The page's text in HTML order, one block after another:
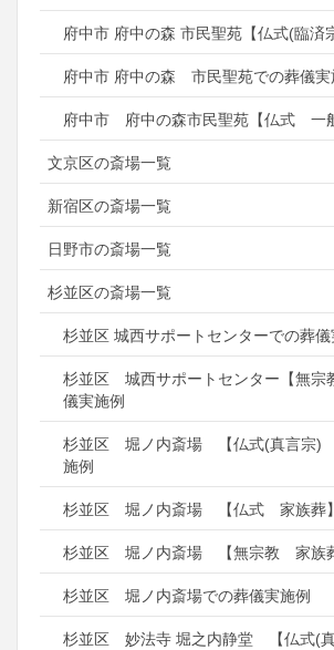
府中市 府中の森 市民聖苑【仏式(臨済
府中市 府中の森 市民聖苑での葬儀実
府中市 府中の森市民聖苑【仏式 一
文京区の斎場一覧
新宿区の斎場一覧
日野市の斎場一覧
杉並区の斎場一覧
杉並区 城西サポートセンターでの葬儀
杉並区 城西サポートセンター【無
儀実施例
杉並区 堀ノ内斎場 【仏式(真言宗)
施例
杉並区 堀ノ内斎場 【仏式 家族葬
杉並区 堀ノ内斎場 【無宗教 家族
杉並区 堀ノ内斎場での葬儀実施例
杉並区 妙法寺 堀之内静堂 【仏式(